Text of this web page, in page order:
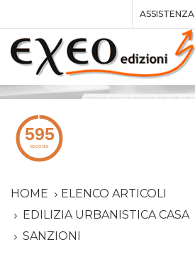
ASSISTENZA
HOME
ELENCO ARTICOLI
EDILIZIA URBANISTICA CASA
SANZIONI